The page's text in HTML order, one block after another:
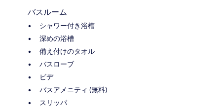
バスルーム
シャワー付き浴槽
深めの浴槽
備え付けのタオル
バスローブ
ビデ
バスアメニティ (無料)
スリッパ